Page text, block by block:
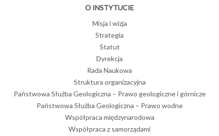
O INSTYTUCIE
Misja i wizja
Strategia
Statut
Dyrekcja
Rada Naukowa
Struktura organizacyjna
Państwowa Służba Geologiczna – Prawo geologiczne i górnicze
Państwowa Służba Geologiczna – Prawo wodne
Współpraca międzynarodowa
Współpraca z samorządami